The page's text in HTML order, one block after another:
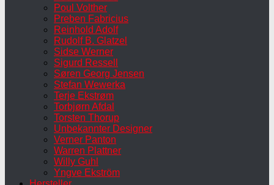
Poul Volther
Preben Fabricius
Reinhold Adolf
Rudolf B. Glatzel
Sidse Werner
Sigurd Ressell
Søren Georg Jensen
Stefan Wewerka
Terje Ekstrøm
Torbjørn Afdal
Torsten Thorup
Unbekannter Designer
Verner Panton
Warren Plattner
Willy Guhl
Yngve Ekström